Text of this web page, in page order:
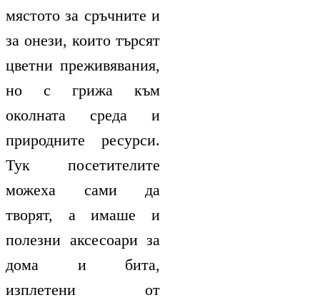
мястото за сръчните и
за онези, които търсят
цветни преживявания,
но с грижа към
околната среда и
природните ресурси.
Тук посетителите
можеха сами да
творят, а имаше и
полезни аксесоари за
дома и бита,
изплетени от